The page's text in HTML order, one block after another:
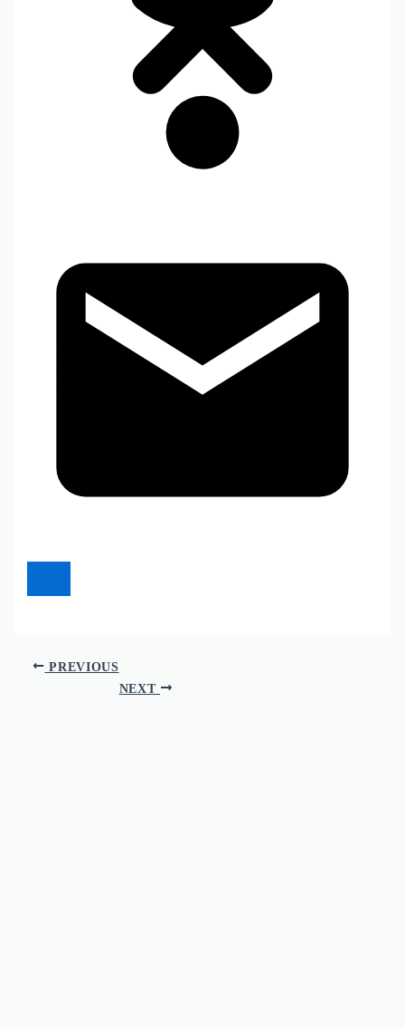
PREVIOUS
NEXT